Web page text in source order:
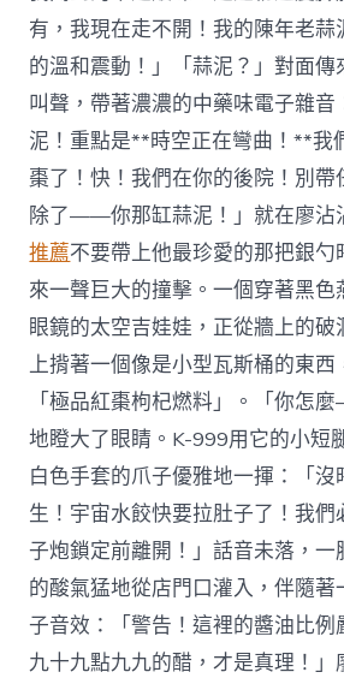
有，我現在走不開！我的陳年老蒜
的溫和震動！」「蒜泥？」對面
叫聲，帶著濃濃的中藥味電子雜音
泥！重點是**時空正在彎曲！**我
棗了！快！我們在你的後院！別帶
除了——你那缸蒜泥！」就在廖沾
推薦不要帶上他最珍愛的那把銀勺
來一聲巨大的撞擊。一個穿著黑色
眼鏡的太空吉娃娃，正從牆上的破
上揹著一個像是小型瓦斯桶的東西
「極品紅棗枸杞燃料」。「你怎
地瞪大了眼睛。K-999用它的小短
白色手套的爪子優雅地一揮：「沒
生！宇宙水餃快要拉肚子了！我們
子炮鎖定前離開！」話音未落，一
的酸氣猛地從店門口灌入，伴隨著
子音效：「警告！這裡的醬油比例
九十九點九九的醋，才是真理！」